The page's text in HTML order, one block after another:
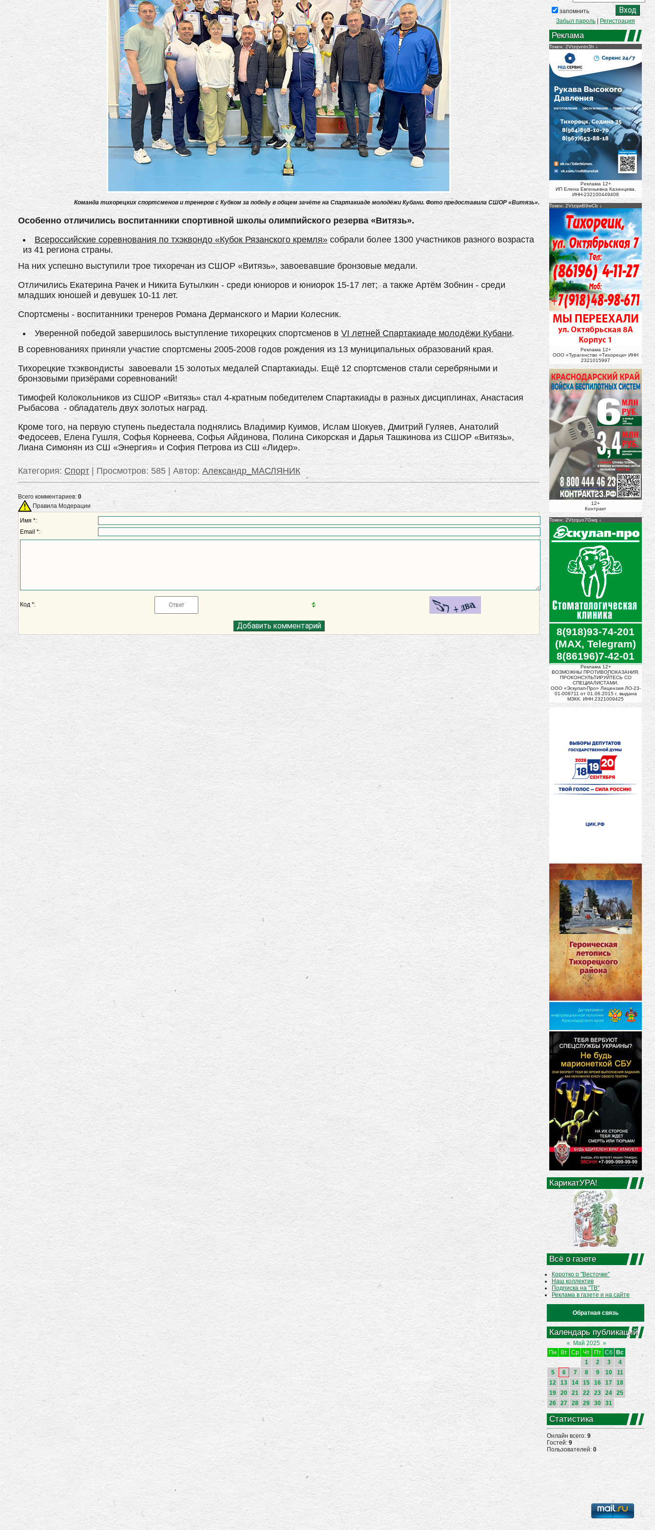
Команда тихорецких спортсменов и тренеров с Кубком за победу в общем зачёте на Спартакиаде молодёжи Кубани. Фото предоставила СШОР «Витязь».
Особенно отличились воспитанники спортивной школы олимпийского резерва «Витязь».
Всероссийские соревнования по тхэквондо «Кубок Рязанского кремля» собрали более 1300 участников разного возраста
из 41 региона страны.
На них успешно выступили трое тихоречан из СШОР «Витязь», завоевавшие бронзовые медали.
Отличились Екатерина Рачек и Никита Бутылкин - среди юниоров и юниорок 15-17 лет; а также Артём Зобнин - среди
младших юношей и девушек 10-11 лет.
Спортсмены - воспитанники тренеров Романа Дерманского и Марии Колесник.
Уверенной победой завершилось выступление тихорецких спортсменов в VI летней Спартакиаде молодёжи Кубани.
В соревнованиях приняли участие спортсмены 2005-2008 годов рождения из 13 муниципальных образований края.
Тихорецкие тхэквондисты завоевали 15 золотых медалей Спартакиады. Ещё 12 спортсменов стали серебряными и
бронзовыми призёрами соревнований!
Тимофей Колокольников из СШОР «Витязь» стал 4-кратным победителем Спартакиады в разных дисциплинах, Анастасия
Рыбасова - обладатель двух золотых наград.
Кроме того, на первую ступень пьедестала поднялись Владимир Куимов, Ислам Шокуев, Дмитрий Гуляев, Анатолий
Федосеев, Елена Гушля, Софья Корнеева, Софья Айдинова, Полина Сикорская и Дарья Ташкинова из СШОР «Витязь»,
Лиана Симонян из СШ «Энергия» и София Петрова из СШ «Лидер».
Категория: Спорт Просмотров: 585 | Автор: Александр_МАСЛЯНИК
Всего комментариев: 0
Правила Модерации
Имя *:
Email *:
Код *:
запомнить
Забыл пароль
Регистрация
Реклама
Токен: 2Vtzqvntn3h
Реклама 12+
ИП Елена Евгеньевна Казинцева.
ИНН-232100449408
Токен: 2VtzqwB9wCb
Реклама 12+
ООО «Турагенство «Тихорецк» ИНН
2321015997
12+
Контракт
Токен: 2Vtzquo7Gwq
8(918)93-74-201
(MAX, Telegram)
8(86196)7-42-01
Реклама 12+
ВОЗМОЖНЫ ПРОТИВОПОКАЗАНИЯ.
ПРОКОНСУЛЬТИРУЙТЕСЬ СО
СПЕЦИАЛИСТАМИ.
ООО «Эскулап-Про» Лицензия ЛО-23-
01-008711 от 01.06.2015 г. выдана
МЗКК. ИНН 2321009425
КарикатУРА!
Всё о газете
Коротко о "Весточке"
Наш коллектив
Подписка на "ТВ"
Реклама в газете и на сайте
Обратная связь
Календарь публикаций
« Май 2025 »
Пн
Вт Ср Чт Пт Сб
Вс
1
2 3
4
5
6 7 8 9 10
11
12
13 14 15 16 17
18
19
20 21 22 23 24
25
26
27 28 29 30 31
Статистика
Онлайн всего: 9
Гостей: 9
Пользователей: 0